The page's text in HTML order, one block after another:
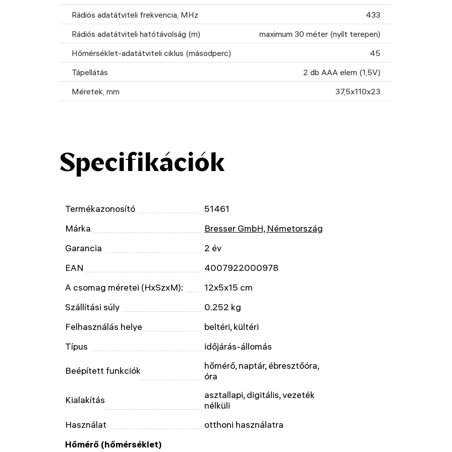
Rádiós adatátviteli frekvencia, MHz
433
Rádiós adatátviteli hatótávolság (m)
maximum 30 méter (nyílt terepen)
Hőmérséklet-adatátviteli ciklus (másodperc)
45
Tápellátás
2 db AAA elem (1,5V)
Méretek, mm
37,5x110x23
Specifikációk
Termékazonosító
51461
Márka
Bresser GmbH, Németország
Garancia
2 év
EAN
4007922000978
A csomag méretei (HxSzxM):
12x5x15 cm
Szállítási súly
0.252 kg
Felhasználás helye
beltéri, kültéri
Típus
időjárás-állomás
Beépített funkciók
hőmérő, naptár, ébresztőóra,
óra
Kialakítás
asztallapi, digitális, vezeték
nélküli
Használat
otthoni használatra
Hőmérő (hőmérséklet)